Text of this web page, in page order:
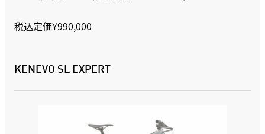
税込定価¥990,000
KENEVO SL EXPERT